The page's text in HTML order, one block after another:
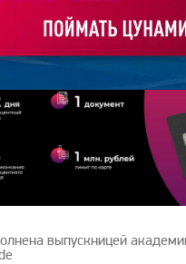
выпускницей